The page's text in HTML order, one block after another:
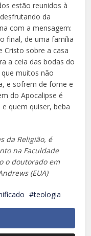
estão reunidos à
da
com a mensagem:
final, de uma família
Cristo sobre a casa
a ceia das bodas do
muitos não
e sofrem de fome e
do Apocalipse é
quem quiser, beba
da Religião, é
na Faculdade
o doutorado em
(EUA)
teologia